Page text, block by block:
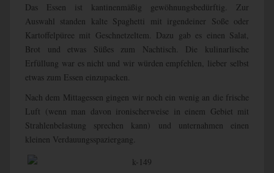
Das Essen ist kantinenmäßig gewöhnungsbedürftig. Zur
Auswahl standen kalte Spaghetti mit irgendeiner Soße oder
Kartoffelpüree mit Geschnetzeltem. Dazu gab es einen Salat,
Brot und etwas Süßes zum Nachtisch. Die kulinarlische
Erfüllung war es nicht und wir würden empfehlen, lieber selbst
etwas zum Essen einzupacken.
Nach dem Mittagessen gingen wir noch ein wenig an die frische
Luft (wenn man davon ironischerweise in einem Gebiet mit
Strahlenbelastung sprechen kann) und unternahmen einen
kleinen Verdauungsspaziergang.